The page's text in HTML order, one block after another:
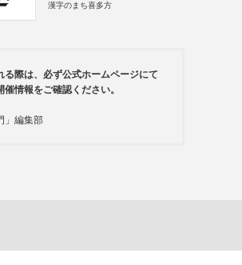
漢字のまち喜多方
る際は、必ず公式ホームページにて
催情報をご確認ください。
」編集部